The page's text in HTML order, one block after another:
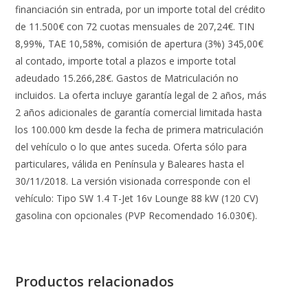
financiación sin entrada, por un importe total del crédito
de 11.500€ con 72 cuotas mensuales de 207,24€. TIN
8,99%, TAE 10,58%, comisión de apertura (3%) 345,00€
al contado, importe total a plazos e importe total
adeudado 15.266,28€. Gastos de Matriculación no
incluidos. La oferta incluye garantía legal de 2 años, más
2 años adicionales de garantía comercial limitada hasta
los 100.000 km desde la fecha de primera matriculación
del vehículo o lo que antes suceda. Oferta sólo para
particulares, válida en Península y Baleares hasta el
30/11/2018. La versión visionada corresponde con el
vehículo: Tipo SW 1.4 T-Jet 16v Lounge 88 kW (120 CV)
gasolina con opcionales (PVP Recomendado 16.030€).
Productos relacionados